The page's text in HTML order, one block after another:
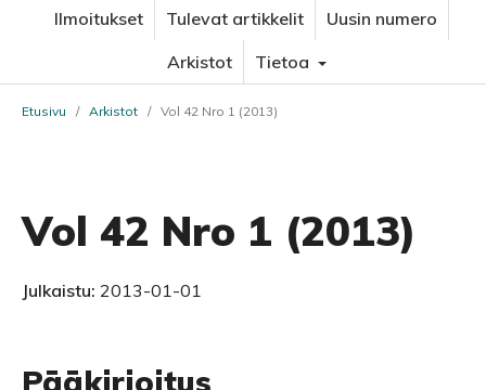
Ilmoitukset Tulevat artikkelit
Uusin numero
Arkistot
Tietoa
Etusivu / Arkistot / Vol 42 Nro 1 (2013)
Vol 42 Nro 1 (2013)
Julkaistu: 2013-01-01
Pääkirjoitus